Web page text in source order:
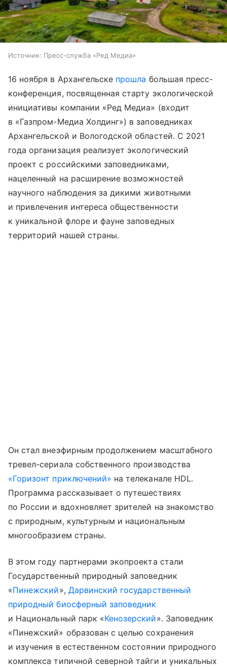
Источник: Пресс-служба «Ред Медиа»
16 ноября в Архангельске прошла большая пресс-
конференция, посвященная старту экологической
инициативы компании «Ред Медиа» (входит
в «Газпром-Медиа Холдинг») в заповедниках
Архангельской и Вологодской областей. С 2021
года организация реализует экологический
проект с российскими заповедниками,
нацеленный на расширение возможностей
научного наблюдения за дикими животными
и привлечения интереса общественности
к уникальной флоре и фауне заповедных
территорий нашей страны.
Он стал внеэфирным продолжением масштабного
тревел-сериала собственного производства
«Горизонт приключений» на телеканале HDL.
Программа рассказывает о путешествиях
по России и вдохновляет зрителей на знакомство
с природным, культурным и национальным
многообразием страны.
В этом году партнерами экопроекта стали
Государственный природный заповедник
«Пинежский», Дарвинский государственный
природный биосферный заповедник
и Национальный парк «Кенозерский». Заповедник
«Пинежский» образован с целью сохранения
и изучения в естественном состоянии природного
комплекса типичной северной тайги и уникальных